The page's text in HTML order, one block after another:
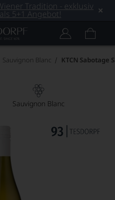
Tradition - exklusiv
5+1 Angebot!
Sauvignon Blanc KTCN Sabotage
Sauvignon Blanc